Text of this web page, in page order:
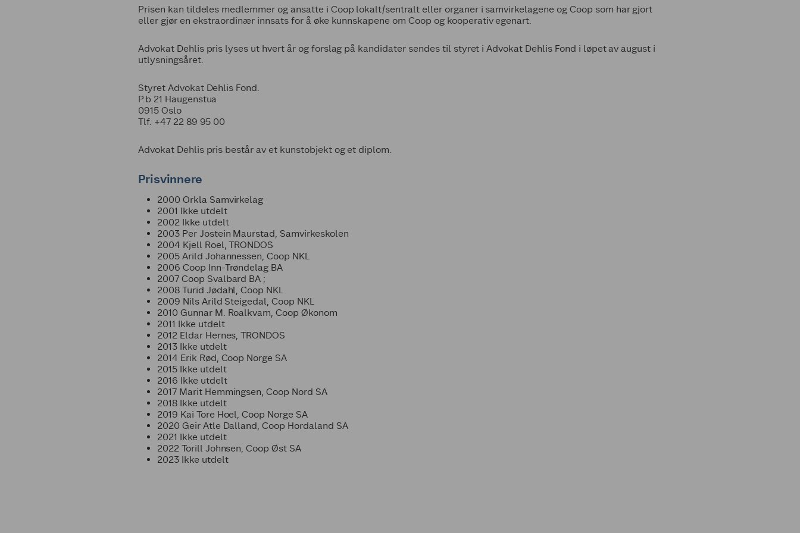
Prisen kan tildeles medlemmer og ansatte i Coop lokalt/sentralt eller organer i samvirkelagene og Coop som har gjort
eller gjør en ekstraordinær innsats for å øke kunnskapene om Coop og kooperativ egenart.
Advokat Dehlis pris lyses ut hvert år og forslag på kandidater sendes til styret i Advokat Dehlis Fond i løpet av august i
utlysningsåret.
Styret Advokat Dehlis Fond.
P.b 21 Haugenstua
0915 Oslo
Tlf. +47 22 89 95 00
Advokat Dehlis pris består av et kunstobjekt og et diplom.
Prisvinnere
2000 Orkla Samvirkelag
2001 Ikke utdelt
2002 Ikke utdelt
2003 Per Jostein Maurstad, Samvirkeskolen
2004 Kjell Roel, TRONDOS
2005 Arild Johannessen, Coop NKL
2006 Coop Inn-Trøndelag BA
2007 Coop Svalbard BA ;
2008 Turid Jødahl, Coop NKL
2009 Nils Arild Steigedal, Coop NKL
2010 Gunnar M. Roalkvam, Coop Økonom
2011 Ikke utdelt
2012 Eldar Hernes, TRONDOS
2013 Ikke utdelt
2014 Erik Rød, Coop Norge SA
2015 Ikke utdelt
2016 Ikke utdelt
2017 Marit Hemmingsen, Coop Nord SA
2018 Ikke utdelt
2019 Kai Tore Hoel, Coop Norge SA
2020 Geir Atle Dalland, Coop Hordaland SA
2021 Ikke utdelt
2022 Torill Johnsen, Coop Øst SA
2023 Ikke utdelt